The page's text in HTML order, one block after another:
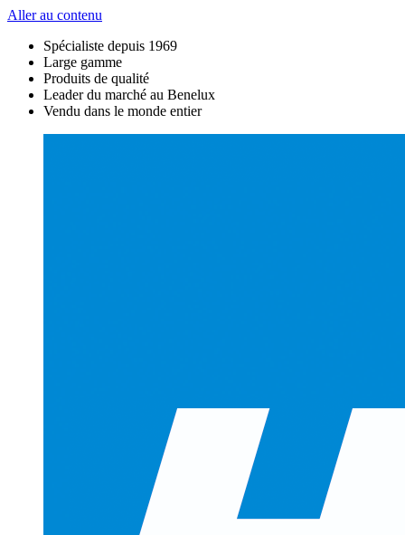
Aller au contenu
Spécialiste depuis 1969
Large gamme
Produits de qualité
Leader du marché au Benelux
Vendu dans le monde entier